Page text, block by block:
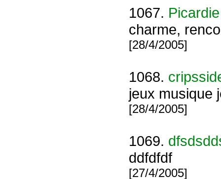
1067.
charme,
[28/4/2005]
1068.
jeux musique
[28/4/2005]
1069.
ddfdfdf
[27/4/2005]